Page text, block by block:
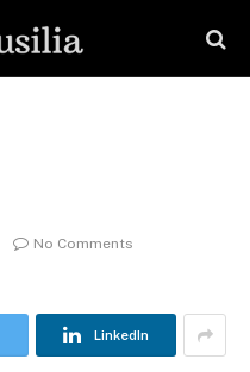
No Comments
LinkedIn